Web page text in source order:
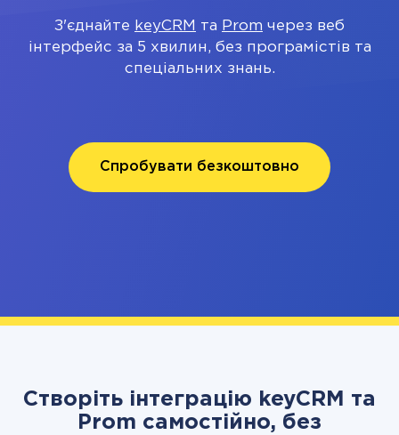
З'єднайте keyCRM та Prom через веб
інтерфейс за 5 хвилин, без програмістів та
спеціальних знань.
Спробувати безкоштовно
Створіть інтеграцію keyCRM та
Prom самостійно, без